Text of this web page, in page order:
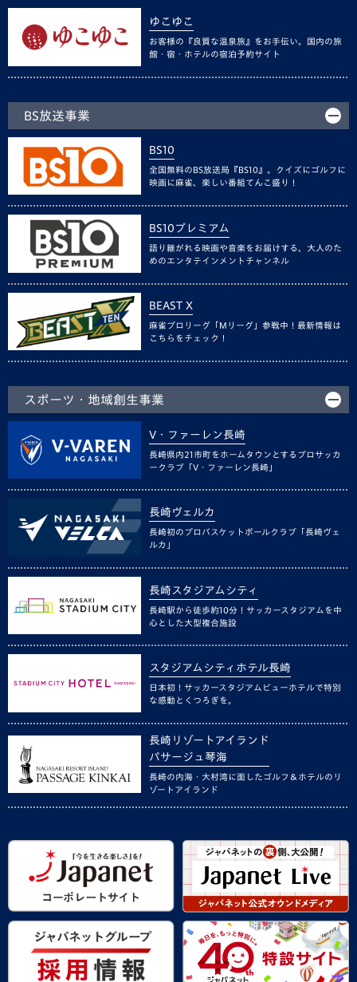
ゆこゆこ
お客様の『良質な温泉旅』をお手伝い。国内の旅
館・宿・ホテルの宿泊予約サイト
BS放送事業
BS10
全国無料のBS放送局『BS10』。クイズにゴルフに
映画に麻雀、楽しい番組てんこ盛り！
BS10プレミアム
語り継がれる映画や音楽をお届けする、大人のた
めのエンタテインメントチャンネル
BEAST X
麻雀プロリーグ「Mリーグ」参戦中！最新情報は
こちらをチェック！
スポーツ・地域創生事業
V・ファーレン長崎
長崎県内21市町をホームタウンとするプロサッカ
ークラブ「V・ファーレン長崎」
長崎ヴェルカ
長崎初のプロバスケットボールクラブ「長崎ヴェ
ルカ」
長崎スタジアムシティ
長崎駅から徒歩約10分！サッカースタジアムを中
心とした大型複合施設
スタジアムシティホテル長崎
日本初！サッカースタジアムビューホテルで特別
な感動とくつろぎを。
長崎リゾートアイランド
パサージュ琴海
長崎の内海・大村湾に面したゴルフ＆ホテルのリ
ゾートアイランド